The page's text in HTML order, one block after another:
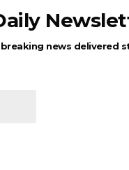
news delivered